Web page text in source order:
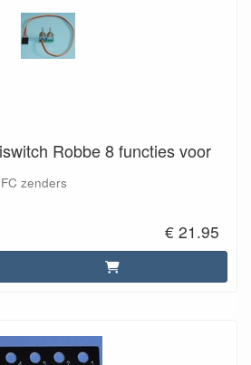
Robbe 8 functies voor
zenders
€ 21.95